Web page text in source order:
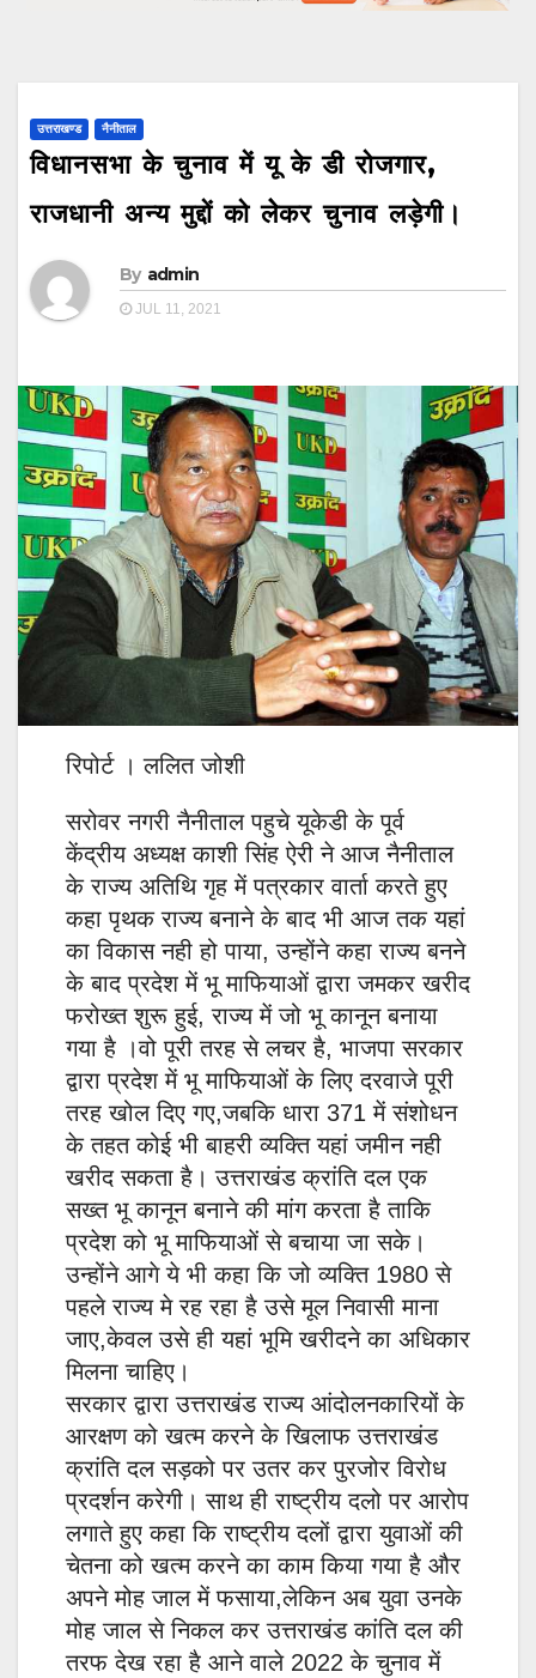
उत्तराखण्ड नैनीताल
विधानसभा के चुनाव में यू के डी रोजगार,
राजधानी अन्य मुद्दों को लेेकर चुनाव लड़ेगी।
By admin
JUL 11, 2021
रिपोर्ट । ललित जोशी
सरोवर नगरी नैनीताल पहुचे यूकेडी के पूर्व
केंद्रीय अध्यक्ष काशी सिंह ऐरी ने आज नैनीताल
के राज्य अतिथि गृह में पत्रकार वार्ता करते हुए
कहा पृथक राज्य बनाने के बाद भी आज तक यहां
का विकास नही हो पाया, उन्होंने कहा राज्य बनने
के बाद प्रदेश में भू माफियाओं द्वारा जमकर खरीद
फरोख्त शुरू हुई, राज्य में जो भू कानून बनाया
गया है ।वो पूरी तरह से लचर है, भाजपा सरकार
द्वारा प्रदेश में भू माफियाओं के लिए दरवाजे पूरी
तरह खोल दिए गए,जबकि धारा 371 में संशोधन
के तहत कोई भी बाहरी व्यक्ति यहां जमीन नही
खरीद सकता है। उत्तराखंड क्रांति दल एक
सख्त भू कानून बनाने की मांग करता है ताकि
प्रदेश को भू माफियाओं से बचाया जा सके।
उन्होंने आगे ये भी कहा कि जो व्यक्ति 1980 से
पहले राज्य मे रह रहा है उसे मूल निवासी माना
जाए,केवल उसे ही यहां भूमि खरीदने का अधिकार
मिलना चाहिए।
सरकार द्वारा उत्तराखंड राज्य आंदोलनकारियों के
आरक्षण को खत्म करने के खिलाफ उत्तराखंड
क्रांति दल सड़को पर उतर कर पुरजोर विरोध
प्रदर्शन करेगी। साथ ही राष्ट्रीय दलो पर आरोप
लगाते हुए कहा कि राष्ट्रीय दलों द्वारा युवाओं की
चेतना को खत्म करने का काम किया गया है और
अपने मोह जाल में फसाया,लेकिन अब युवा उनके
मोह जाल से निकल कर उत्तराखंड कांति दल की
तरफ देख रहा है आने वाले 2022 के चुनाव में